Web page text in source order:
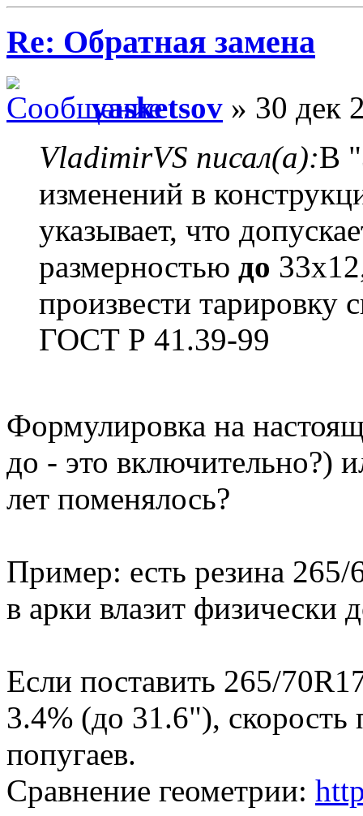
Re: Обратная замена
vasketsov » 30 дек
VladimirVS писал(а):В
изменений в
указывает, что
размерностью до
произвести тарировку
ГОСТ Р 41.39-99
Формулировка на
до - это включительно?)
лет поменялось?
Пример: есть резина 265/
в арки влазит физически
Если поставить 265/
3.4% (до 31.6"),
попугаев.
Сравнение геометрии: